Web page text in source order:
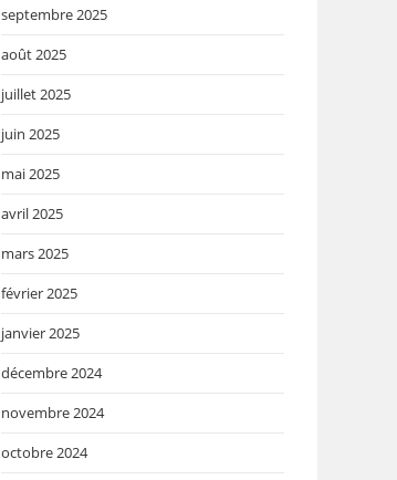
septembre 2025
août 2025
juillet 2025
juin 2025
mai 2025
avril 2025
mars 2025
février 2025
janvier 2025
décembre 2024
novembre 2024
octobre 2024